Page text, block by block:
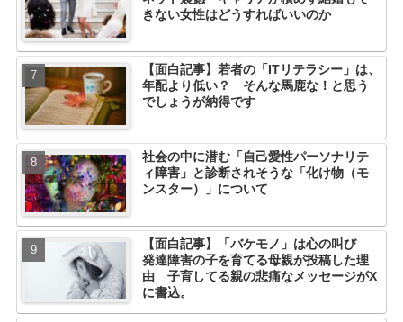
きない女性はどうすればいいのか
【面白記事】若者の「ITリテラシー」は、
年配より低い？ そんな馬鹿な！と思う
でしょうが納得です
社会の中に潜む「自己愛性パーソナリテ
ィ障害」と診断されそうな「化け物（モ
ンスター）」について
【面白記事】「バケモノ」は心の叫び
発達障害の子を育てる母親が投稿した理
由 子育してる親の悲痛なメッセージがX
に書込。